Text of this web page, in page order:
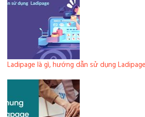
Ladipage là gì, hướng dẫn sử dụng Ladipage